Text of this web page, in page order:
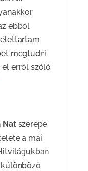
ebből
megtudni
el erről szóló
Nat szerepe
a mai
különböző